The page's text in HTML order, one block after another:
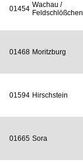
01454 Wachau /
Feldschlößchen
01468 Moritzburg
01594 Hirschstein
01665 Sora